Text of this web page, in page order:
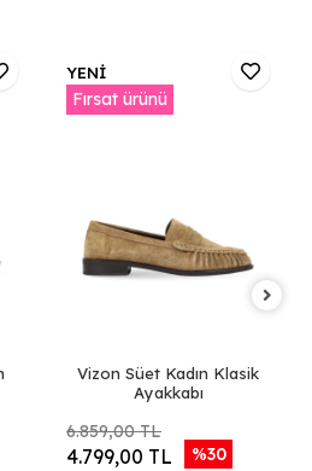
YENİ
Fırsat ürünü
Vizon Süet Kadın Klasik
Ayakkabı
6.859,00 TL
4.799,00 TL %30